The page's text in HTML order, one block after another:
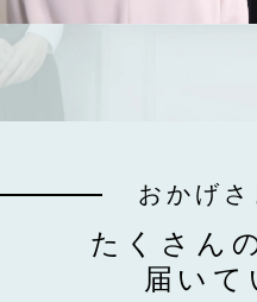
おかげさ
たくさん
届いて